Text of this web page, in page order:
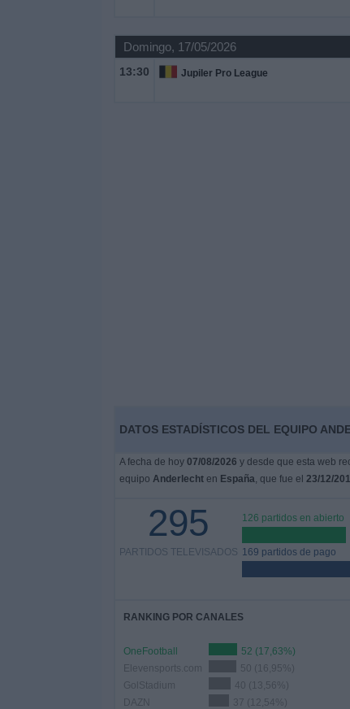
Domingo, 17/05/2026
13:30 Jupiler Pro League
DATOS ESTADÍSTICOS DEL EQUIPO
A fecha de hoy 07/08/2026 y desde que esta web
equipo Anderlechten España, que fue el 23/12/
295
PARTIDOS TELEVISADOS
126 partidos en abierto
169 partidos de pago
RANKING POR CANALES
OneFootball
52 (17,63%)
Elevensports.com
50 (16,95%)
GolStadium
40 (13,56%)
DAZN
37 (12,54%)